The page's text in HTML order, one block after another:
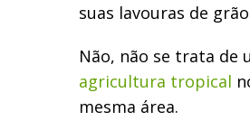
suas lavouras de
Não, não se trata de
agricultura tropical
mesma área.